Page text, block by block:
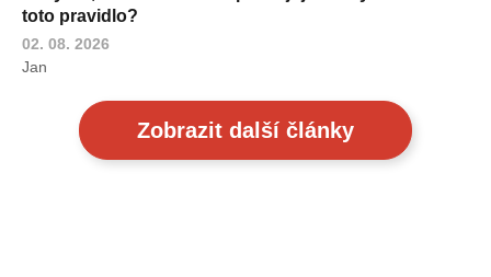
toto pravidlo?
02. 08. 2026
Jan
Zobrazit další články